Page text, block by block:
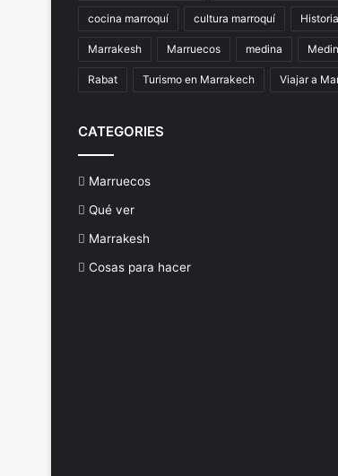
cocina marroquí cultura marroquí
Marrakesh Marruecos medina
Rabat Turismo en Marrakech Viajar a
CATEGORIES
Marruecos
Qué ver
Marrakesh
Cosas para hacer